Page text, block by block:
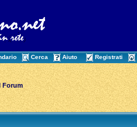
Cerca Aiuto Registrati
Forum